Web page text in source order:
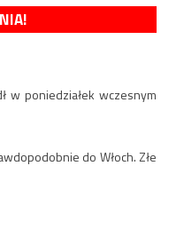
w poniedziałek wczesnym
do Włoch. Złe